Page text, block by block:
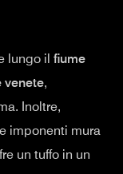
lungo il fiume
venete,
Inoltre,
imponenti mura
un tuffo in un